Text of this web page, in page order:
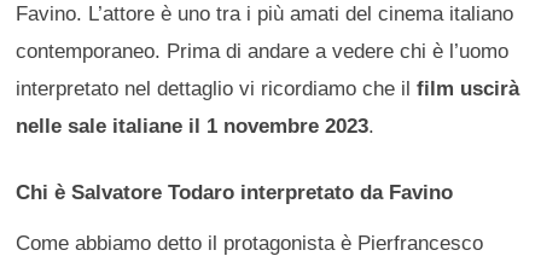
Favino. L’attore è uno tra i più amati del cinema italiano
contemporaneo. Prima di andare a vedere chi è l’uomo
interpretato nel dettaglio vi ricordiamo che il film uscirà
nelle sale italiane il 1 novembre 2023.
Chi è Salvatore Todaro interpretato da Favino
Come abbiamo detto il protagonista è Pierfrancesco